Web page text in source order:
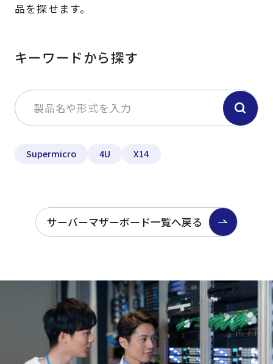
品を探せます。
キーワードから探す
Supermicro 4U X14
サーバーマザーボード一覧へ戻る